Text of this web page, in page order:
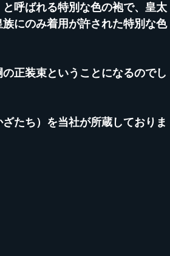
呼ばれる特別な色の袍で、皇太
にのみ着用が許された特別な色
正装束ということになるのでし
たち）を当社が所蔵しておりま